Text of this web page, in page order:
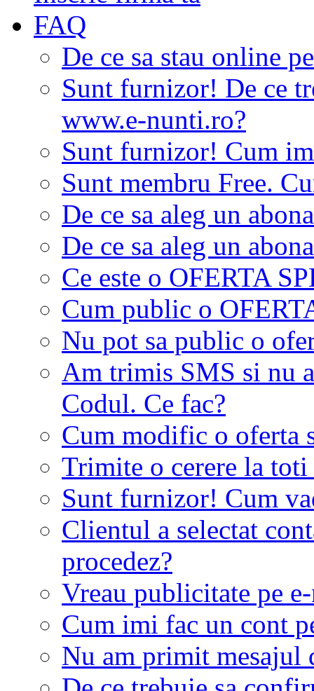
FAQ
De ce sa stau online
Sunt furnizor! De ce
www.e-nunti.ro?
Sunt furnizor! Cum
Sunt membru Free.
De ce sa aleg un
De ce sa aleg un
Ce este o OFERTA
Cum public o
Nu pot sa public o
Am trimis SMS si nu
Codul. Ce fac?
Cum modific o oferta
Trimite o cerere la
Sunt furnizor! Cum
Clientul a selectat
procedez?
Vreau publicitate pe
Cum imi fac un cont
Nu am primit mesajul